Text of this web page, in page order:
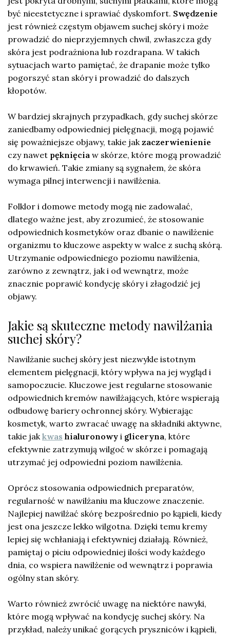
być nieestetyczne i sprawiać dyskomfort. Swędzenie
jest również częstym objawem suchej skóry i może
prowadzić do nieprzyjemnych chwil, zwłaszcza gdy
skóra jest podrażniona lub rozdrapana. W takich
sytuacjach warto pamiętać, że drapanie może tylko
pogorszyć stan skóry i prowadzić do dalszych
kłopotów.
W bardziej skrajnych przypadkach, gdy suchej skórze
zaniedbamy odpowiedniej pielęgnacji, mogą pojawić
się poważniejsze objawy, takie jak zaczerwienienie
czy nawet pęknięcia w skórze, które mogą prowadzić
do krwawień. Takie zmiany są sygnałem, że skóra
wymaga pilnej interwencji i nawilżenia.
Folklor i domowe metody mogą nie zadowalać,
dlatego ważne jest, aby zrozumieć, że stosowanie
odpowiednich kosmetyków oraz dbanie o nawilżenie
organizmu to kluczowe aspekty w walce z suchą skórą.
Utrzymanie odpowiedniego poziomu nawilżenia,
zarówno z zewnątrz, jak i od wewnątrz, może
znacznie poprawić kondycję skóry i złagodzić jej
objawy.
Jakie są skuteczne metody nawilżania
suchej skóry?
Nawilżanie suchej skóry jest niezwykle istotnym
elementem pielęgnacji, który wpływa na jej wygląd i
samopoczucie. Kluczowe jest regularne stosowanie
odpowiednich kremów nawilżających, które wspierają
odbudowę bariery ochronnej skóry. Wybierając
kosmetyk, warto zwracać uwagę na składniki aktywne,
takie jak kwas hialuronowy i gliceryna, które
efektywnie zatrzymują wilgoć w skórze i pomagają
utrzymać jej odpowiedni poziom nawilżenia.
Oprócz stosowania odpowiednich preparatów,
regularność w nawilżaniu ma kluczowe znaczenie.
Najlepiej nawilżać skórę bezpośrednio po kąpieli, kiedy
jest ona jeszcze lekko wilgotna. Dzięki temu kremy
lepiej się wchłaniają i efektywniej działają. Również,
pamiętaj o piciu odpowiedniej ilości wody każdego
dnia, co wspiera nawilżenie od wewnątrz i poprawia
ogólny stan skóry.
Warto również zwrócić uwagę na niektóre nawyki,
które mogą wpływać na kondycję suchej skóry. Na
przykład, należy unikać gorących pryszniców i kąpieli,